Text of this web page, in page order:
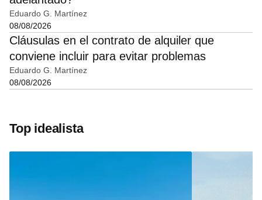
Eduardo G. Martínez
08/08/2026
Cláusulas en el contrato de alquiler que
conviene incluir para evitar problemas
Eduardo G. Martínez
08/08/2026
Top idealista